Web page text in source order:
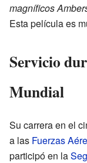
magníficos
Esta película es
Servicio
Mundial
Su carrera en el
a las Fuerzas
participó en la